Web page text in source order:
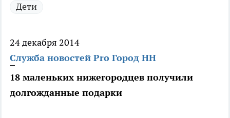
Дети
24 декабря 2014
Служба новостей Pro Город НН
18 маленьких нижегородцев получили
долгожданные подарки